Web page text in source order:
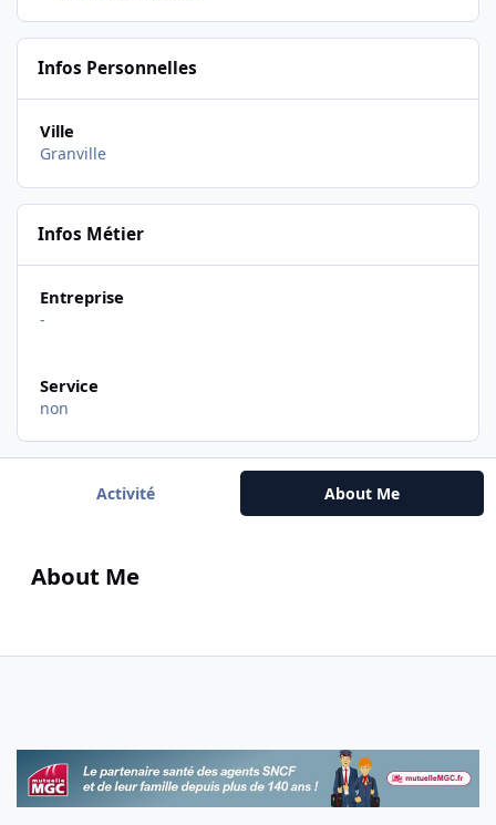
Infos Personnelles
Ville
Granville
Infos Métier
Entreprise
-
Service
non
Activité About Me
About Me